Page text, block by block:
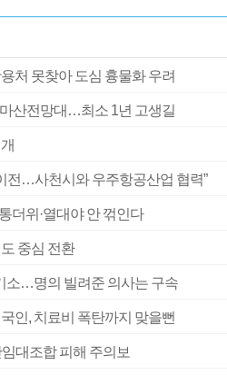
처 못찾아 도심 흉물화 우려
마산전망대…최소 1년 고생길
전…사천시와 우주항공산업 협력”
더위·열대야 안 꺾인다
중심 전환
소…명의 빌려준 의사는 구속
인, 치료비 폭탄까지 맞을뻔
대조합 피해 주의보